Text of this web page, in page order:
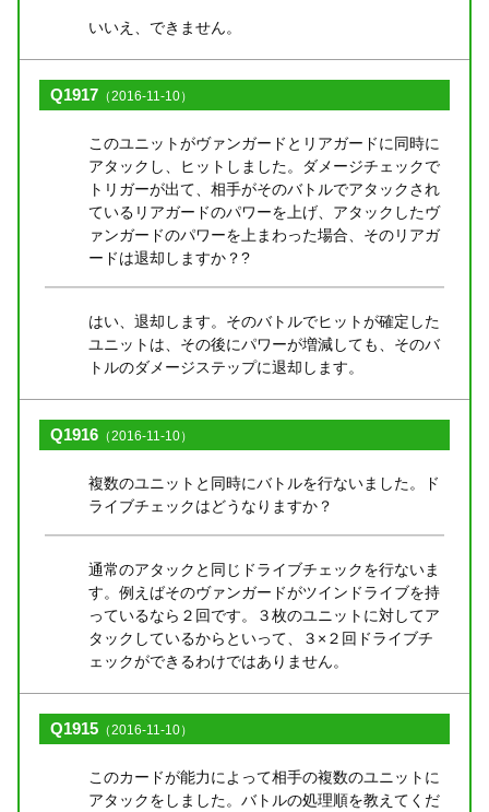
いいえ、できません。
Q1917 （2016-11-10）
このユニットがヴァンガードとリアガードに同時に
アタックし、ヒットしました。ダメージチェックで
トリガーが出て、相手がそのバトルでアタックされ
ているリアガードのパワーを上げ、アタックしたヴ
ァンガードのパワーを上まわった場合、そのリアガ
ードは退却しますか？?
はい、退却します。そのバトルでヒットが確定した
ユニットは、その後にパワーが増減しても、そのバ
トルのダメージステップに退却します。
Q1916 （2016-11-10）
複数のユニットと同時にバトルを行ないました。ド
ライブチェックはどうなりますか？
通常のアタックと同じドライブチェックを行ないま
す。例えばそのヴァンガードがツインドライブを持
っているなら２回です。３枚のユニットに対してア
タックしているからといって、３×２回ドライブチ
ェックができるわけではありません。
Q1915 （2016-11-10）
このカードが能力によって相手の複数のユニットに
アタックをしました。バトルの処理順を教えてくだ